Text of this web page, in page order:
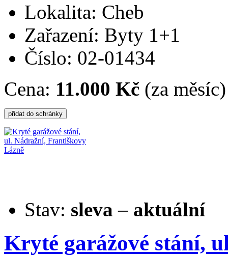
Lokalita: Cheb
Zařazení: Byty 1+1
Číslo: 02-01434
Cena: 11.000 Kč (za měsíc)
Stav: sleva – aktuální
Kryté garážové stání,